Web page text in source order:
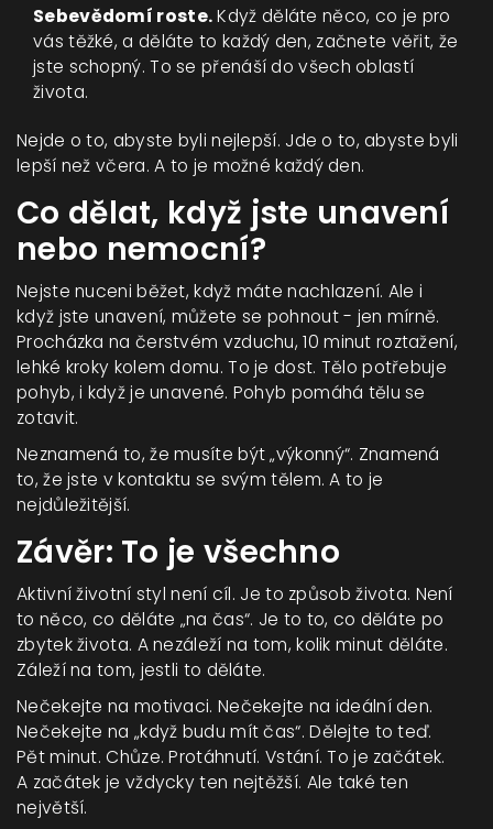
Sebevědomí roste.Když děláte něco, co je pro
vás těžké, a děláte to každý den, začnete věřit, že
jste schopný. To se přenáší do všech oblastí
života.
Nejde o to, abyste byli nejlepší. Jde o to, abyste byli
lepší než včera. A to je možné každý den.
Co dělat, když jste unavení
nebo nemocní?
Nejste nuceni běžet, když máte nachlazení. Ale i
když jste unavení, můžete se pohnout - jen mírně.
Procházka na čerstvém vzduchu, 10 minut roztažení,
lehké kroky kolem domu. To je dost. Tělo potřebuje
pohyb, i když je unavené. Pohyb pomáhá tělu se
zotavit.
Neznamená to, že musíte být „výkonný“. Znamená
to, že jste v kontaktu se svým tělem. A to je
nejdůležitější.
Závěr: To je všechno
Aktivní životní styl není cíl. Je to způsob života. Není
to něco, co děláte „na čas“. Je to to, co děláte po
zbytek života. A nezáleží na tom, kolik minut děláte.
Záleží na tom, jestli to děláte.
Nečekejte na motivaci. Nečekejte na ideální den.
Nečekejte na „když budu mít čas“. Dělejte to teď.
Pět minut. Chůze. Protáhnutí. Vstání. To je začátek.
A začátek je vždycky ten nejtěžší. Ale také ten
největší.